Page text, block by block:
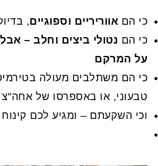
כי הם אווריריים וספוגיים,
כי הם נטולי ביצים וחלב –
על המרקם
כי הם משתלבים מעולה
טבעוני, או באספרסו של אחה"צ
וכי השקעתם – ומגיע לכם